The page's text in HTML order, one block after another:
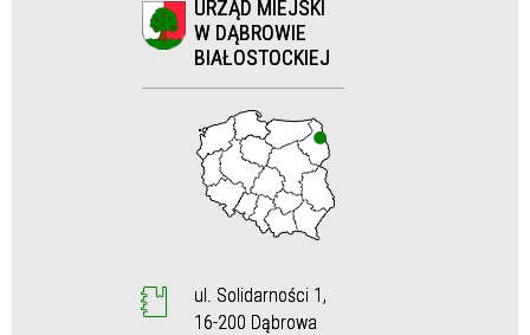
Personel
URZĄD MIEJSKI
W DĄBROWIE
BIAŁOSTOCKIEJ
ul. Solidarności 1,
16-200 Dąbrowa